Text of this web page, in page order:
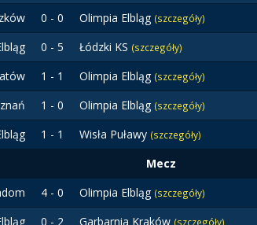
0 - 0 Olimpia Elbląg (szczegóły)
0 - 5 Łódzki KS (szczegóły)
1 - 1 Olimpia Elbląg (szczegóły)
1 - 0 Olimpia Elbląg (szczegóły)
1 - 1 Wisła Puławy (szczegóły)
Mecz
4 - 0 Olimpia Elbląg (szczegóły)
0 - 2 Garbarnia Kraków (szczegóły)